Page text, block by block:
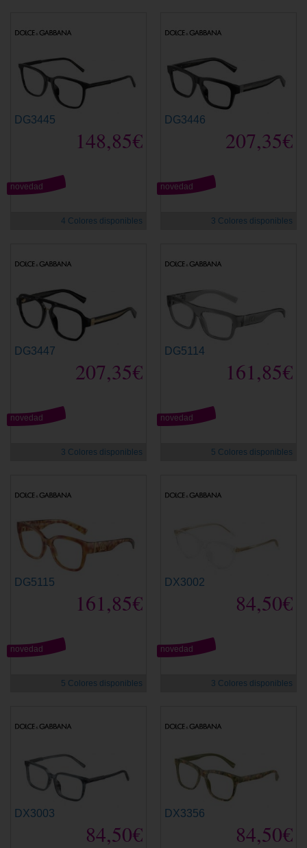
DG3445
148,85€
novedad
4 Colores disponibles
DG3446
207,35€
novedad
3 Colores disponibles
DG3447
207,35€
novedad
3 Colores disponibles
DG5114
161,85€
novedad
5 Colores disponibles
DG5115
161,85€
novedad
5 Colores disponibles
DX3002
84,50€
novedad
3 Colores disponibles
DX3003
84,50€
DX3356
84,50€